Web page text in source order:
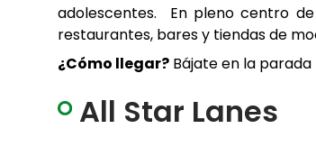
adolescentes. En pleno centro
restaurantes, bares y tiendas de
¿Cómo llegar? Bájate en la
All Star Lanes